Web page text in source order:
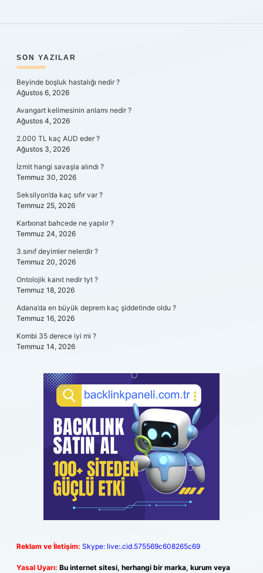
SIDEBAR
SON YAZILAR
Beyinde boşluk hastalığı nedir ?
Ağustos 6, 2026
Avangart kelimesinin anlamı nedir ?
Ağustos 4, 2026
2.000 TL kaç AUD eder ?
Ağustos 3, 2026
İzmit hangi savaşla alındı ?
Temmuz 30, 2026
Seksilyon’da kaç sıfır var ?
Temmuz 25, 2026
Karbonat bahcede ne yapılır ?
Temmuz 24, 2026
3.sınıf deyimler nelerdir ?
Temmuz 20, 2026
Ontolojik kanıt nedir tyt ?
Temmuz 18, 2026
Adana’da en büyük deprem kaç şiddetinde oldu ?
Temmuz 16, 2026
Kombi 35 derece iyi mi ?
Temmuz 14, 2026
Reklam ve İletişim: Skype: live:.cid.575569c608265c69
Yasal Uyarı: Bu internet sitesi, herhangi bir marka, kurum veya